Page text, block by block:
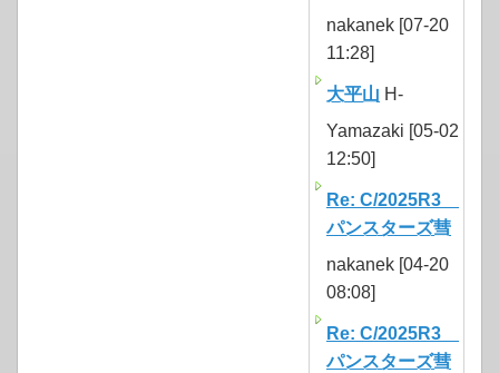
nakanek [07-20
11:28]
大平山 H-
Yamazaki [05-02
12:50]
Re: C/2025R3
パンスターズ彗
nakanek [04-20
08:08]
Re: C/2025R3
パンスターズ彗